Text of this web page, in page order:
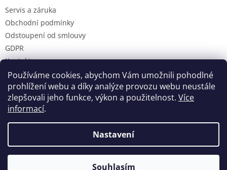
Používáme cookies, abychom Vám umožnili pohodlné
prohlížení webu a díky analýze provozu webu neustále
zlepšovali jeho funkce, výkon a použitelnost. Více
informací.
Nastavení
Souhlasím
Servis a záruka
Obchodní podmínky
Odstoupení od smlouvy
GDPR
Kontakty
Vytvořil Shoptet
Hanol s.r.o.. Všechna práva vyhrazena.
Upravit nastavení cookies